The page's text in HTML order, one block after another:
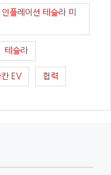
플레이션 테슬라 미
테슬라
칸 EV 협력